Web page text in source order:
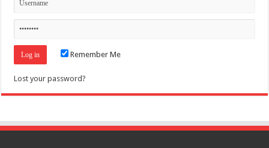
Remember Me
Lost your password?